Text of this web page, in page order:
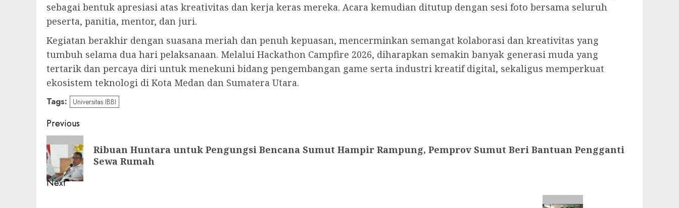
sebagai bentuk apresiasi atas kreativitas dan kerja keras mereka. Acara kemudian ditutup dengan sesi foto bersama seluruh
peserta, panitia, mentor, dan juri.
Kegiatan berakhir dengan suasana meriah dan penuh kepuasan, mencerminkan semangat kolaborasi dan kreativitas yang
tumbuh selama dua hari pelaksanaan. Melalui Hackathon Campfire 2026, diharapkan semakin banyak generasi muda yang
tertarik dan percaya diri untuk menekuni bidang pengembangan game serta industri kreatif digital, sekaligus memperkuat
ekosistem teknologi di Kota Medan dan Sumatera Utara.
Tags: Universitas IBBI
Post
navigation
Previous
Previous
post:
Ribuan Huntara untuk Pengungsi Bencana Sumut Hampir Rampung, Pemprov Sumut Beri Bantuan Pengganti
Sewa Rumah
Next